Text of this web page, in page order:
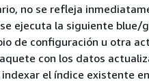
no se refleja
ejecuta la siguiente blue/
de configuración u otra
con los datos
el índice existente